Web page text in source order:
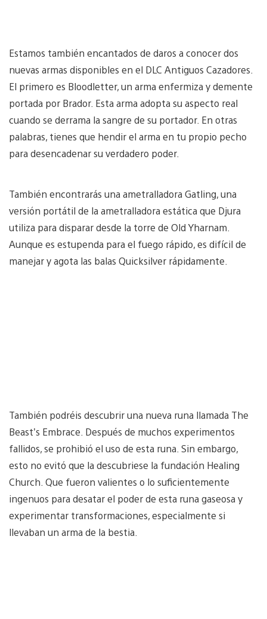
Estamos también encantados de daros a conocer dos
nuevas armas disponibles en el DLC Antiguos Cazadores.
El primero es Bloodletter, un arma enfermiza y demente
portada por Brador. Esta arma adopta su aspecto real
cuando se derrama la sangre de su portador. En otras
palabras, tienes que hendir el arma en tu propio pecho
para desencadenar su verdadero poder.
También encontrarás una ametralladora Gatling, una
versión portátil de la ametralladora estática que Djura
utiliza para disparar desde la torre de Old Yharnam.
Aunque es estupenda para el fuego rápido, es difícil de
manejar y agota las balas Quicksilver rápidamente.
También podréis descubrir una nueva runa llamada The
Beast’s Embrace. Después de muchos experimentos
fallidos, se prohibió el uso de esta runa. Sin embargo,
esto no evitó que la descubriese la fundación Healing
Church. Que fueron valientes o lo suficientemente
ingenuos para desatar el poder de esta runa gaseosa y
experimentar transformaciones, especialmente si
llevaban un arma de la bestia.